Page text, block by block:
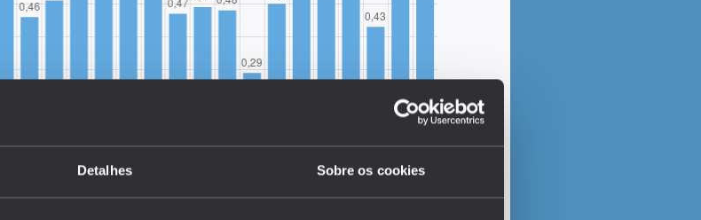
Detalhes Sobre os cookies